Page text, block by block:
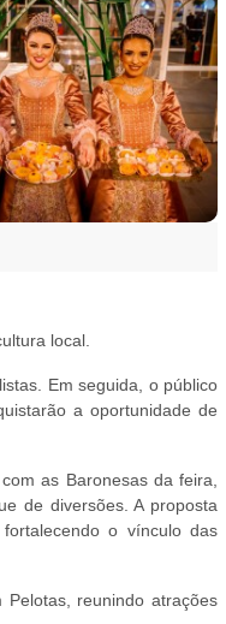
local.
Em seguida, o público
a oportunidade de
as Baronesas da feira,
de diversões. A proposta
o vínculo das
reunindo atrações